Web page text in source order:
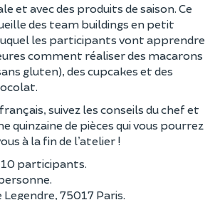
et avec des produits de saison. Ce
des team buildings en petit
les participants vont apprendre
comment réaliser des macarons
gluten), des cupcakes et des
suivez les conseils du chef et
quinzaine de pièces qui vous pourrez
à la fin de l’atelier !
10 participants.
Legendre, 75017 Paris.